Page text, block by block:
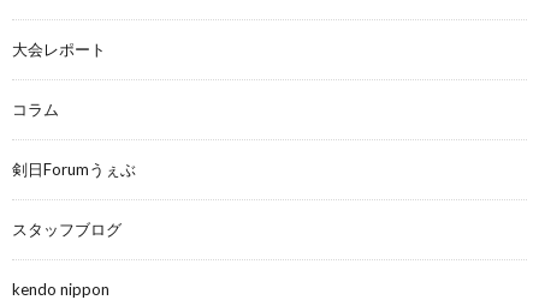
大会レポート
コラム
剣日Forumうぇぶ
スタッフブログ
kendo nippon